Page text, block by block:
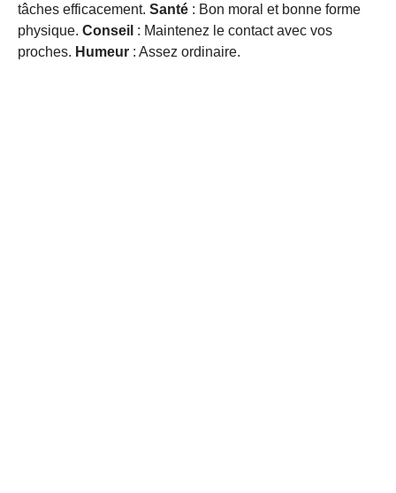
tâches efficacement. Santé : Bon moral et bonne forme
physique. Conseil : Maintenez le contact avec vos
proches. Humeur : Assez ordinaire.